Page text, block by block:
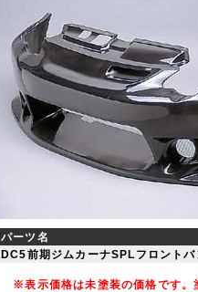
パーツ名
DC5前期ジムカーナSPLフロントバ
※表示価格は未塗装の価格です。